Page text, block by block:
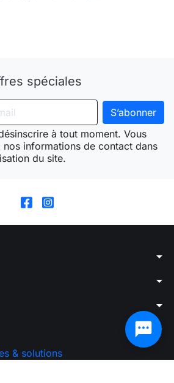
spéciales
à tout moment. Vous
informations de contact dans
du site.
arrow_drop_down
arrow_drop_down
arrow_drop_down
arrow_drop_down
& solutions